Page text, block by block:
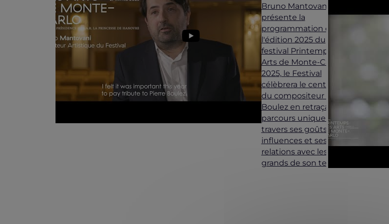
Bruno Mantovani
présente la
programmation de
l'édition 2025 du
festival Printemps des
Arts de Monte-Carlo En
2025, le Festival
célèbrera le centenaire
du compositeur Pierre
Boulez en retraçant son
parcours unique à
travers ses goûts, ses
influences et ses
relations avec les
grands de son temps.